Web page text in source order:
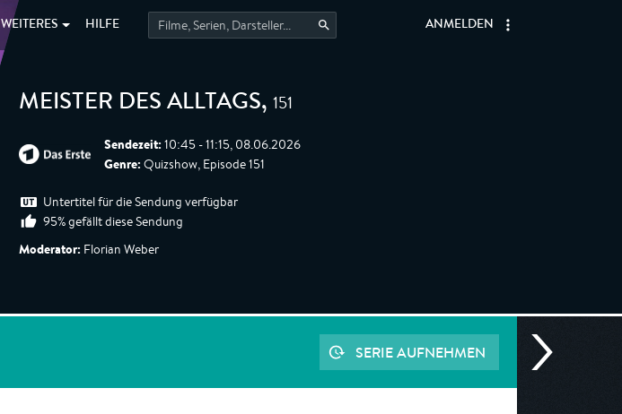
WEITERES HILFE ANMELDEN
MEISTER DES ALLTAGS, 151
Sendezeit: 10:45 - 11:15, 08.06.2026
Genre: Quizshow, Episode 151
Untertitel für die Sendung verfügbar
95% gefällt diese Sendung
Moderator: Florian Weber
SERIE AUFNEHMEN